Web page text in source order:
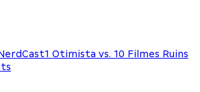
1 Otimista vs. 10 Filmes Ruins